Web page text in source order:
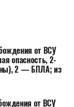
от ВСУ
опасность, 2-
2 — БПЛА; из
от ВСУ